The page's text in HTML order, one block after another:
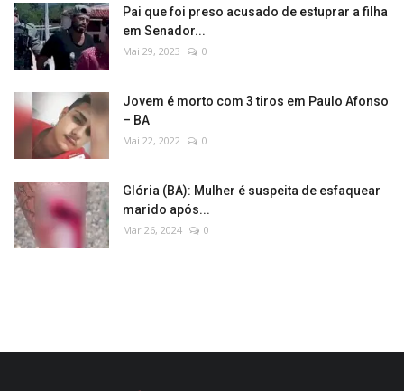
Pai que foi preso acusado de estuprar a filha
em Senador...
Mai 29, 2023 0
Jovem é morto com 3 tiros em Paulo Afonso
– BA
Mai 22, 2022 0
Glória (BA): Mulher é suspeita de esfaquear
marido após...
Mar 26, 2024 0